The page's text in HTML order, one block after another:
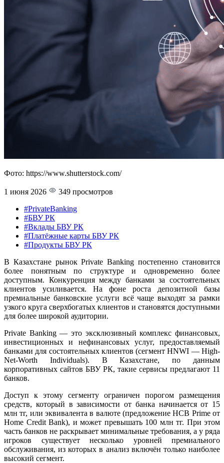
Фото: https://www.shutterstock.com/
1 июня 2026
349 просмотров
#PrivateBanking
#БВУ РК
#Вклады БВУ РК
#Платёжные карты БВУ РК
#Продукты БВУ РК
В Казахстане рынок Private Banking постепенно становится
более понятным по структуре и одновременно более
доступным. Конкуренция между банками за состоятельных
клиентов усиливается. На фоне роста депозитной базы
премиальные банковские услуги всё чаще выходят за рамки
узкого круга сверхбогатых клиентов и становятся доступными
для более широкой аудитории.
Private Banking — это эксклюзивный комплекс финансовых,
инвестиционных и нефинансовых услуг, предоставляемый
банками для состоятельных клиентов (сегмент HNWI — High-
Net-Worth Individuals). В Казахстане, по данным
корпоративных сайтов БВУ РК, такие сервисы предлагают 11
банков.
Доступ к этому сегменту ограничен порогом размещения
средств, который в зависимости от банка начинается от 15
млн тг, или эквивалента в валюте (предложение HCB Prime от
Home Credit Bank), и может превышать 100 млн тг. При этом
часть банков не раскрывает минимальные требования, а у ряда
игроков существует несколько уровней премиального
обслуживания, из которых в анализ включён только наиболее
высокий сегмент.